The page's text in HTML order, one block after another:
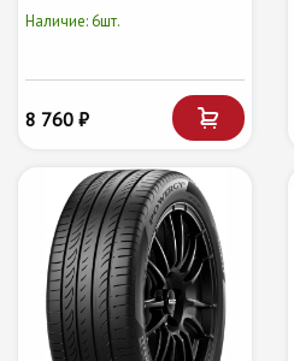
Наличие: 6шт.
8 760 ₽